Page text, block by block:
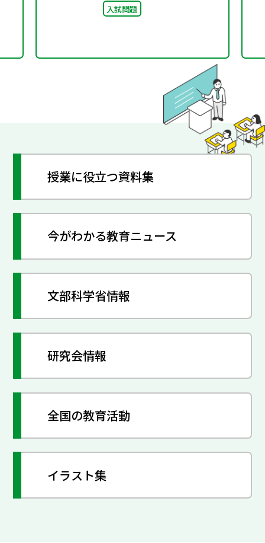
入試問題
授業に役立つ資料集
今がわかる教育ニュース
文部科学省情報
研究会情報
全国の教育活動
イラスト集